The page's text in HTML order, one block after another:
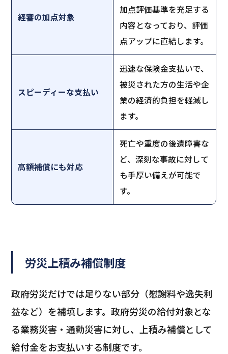
経審の加点対象
加点評価基準を充足する
内容となっており、評価
点アップに直結します。
スピーディーな支払い
迅速な保険金支払いで、
被災された方の生活や企
業の経済的負担を軽減し
ます。
高額補償にも対応
死亡や重度の後遺障害な
ど、深刻な事故に対して
も手厚い備えが可能で
す。
労災上積み補償制度
政府労災だけでは足りない部分（慰謝料や逸失利
益など）を補填します。政府労災の給付対象とな
る業務災害・通勤災害に対し、上積み補償として
給付金をお支払いする制度です。